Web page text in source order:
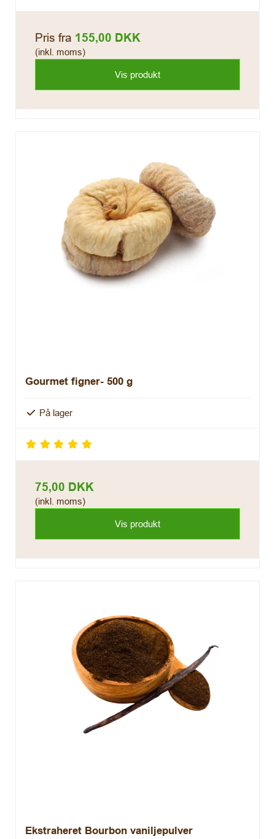
Pris fra 155,00 DKK
(inkl. moms)
Vis produkt
Gourmet figner- 500 g
På lager
75,00 DKK
(inkl. moms)
Vis produkt
Ekstraheret Bourbon vaniljepulver